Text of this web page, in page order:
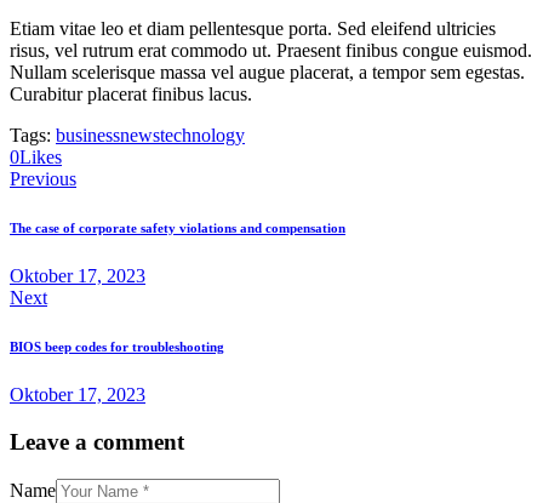
Etiam vitae leo et diam pellentesque porta. Sed eleifend ultricies
risus, vel rutrum erat commodo ut. Praesent finibus congue euismod.
Nullam scelerisque massa vel augue placerat, a tempor sem egestas.
Curabitur placerat finibus lacus.
Tags: businessnewstechnology
0Likes
Beitragsnavigation
Previous
The case of corporate safety violations and compensation
Oktober 17, 2023
Next
BIOS beep codes for troubleshooting
Oktober 17, 2023
Leave a comment
Name